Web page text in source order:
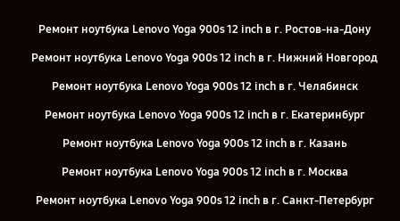
Ремонт ноутбука Lenovo Yoga 900s 12 inch в г. Ростов-на-Дону
Ремонт ноутбука Lenovo Yoga 900s 12 inch в г. Нижний Новгород
Ремонт ноутбука Lenovo Yoga 900s 12 inch в г. Челябинск
Ремонт ноутбука Lenovo Yoga 900s 12 inch в г. Екатеринбург
Ремонт ноутбука Lenovo Yoga 900s 12 inch в г. Казань
Ремонт ноутбука Lenovo Yoga 900s 12 inch в г. Москва
Ремонт ноутбука Lenovo Yoga 900s 12 inch в г. Санкт-Петербург